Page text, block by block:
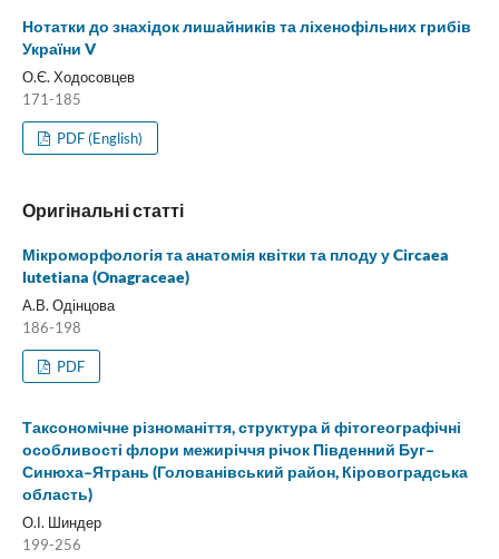
Нотатки до знахідок лишайників та ліхенофільних грибів
України V
О.Є. Ходосовцев
171-185
PDF (English)
Оригінальні статті
Мікроморфологія та анатомія квітки та плоду у Circaea
lutetiana (Onagraceae)
А.В. Одінцова
186-198
PDF
Таксономічне різноманіття, структура й фітогеографічні
особливості флори межиріччя річок Південний Буг–
Синюха–Ятрань (Голованівський район, Кіровоградська
область)
О.І. Шиндер
199-256